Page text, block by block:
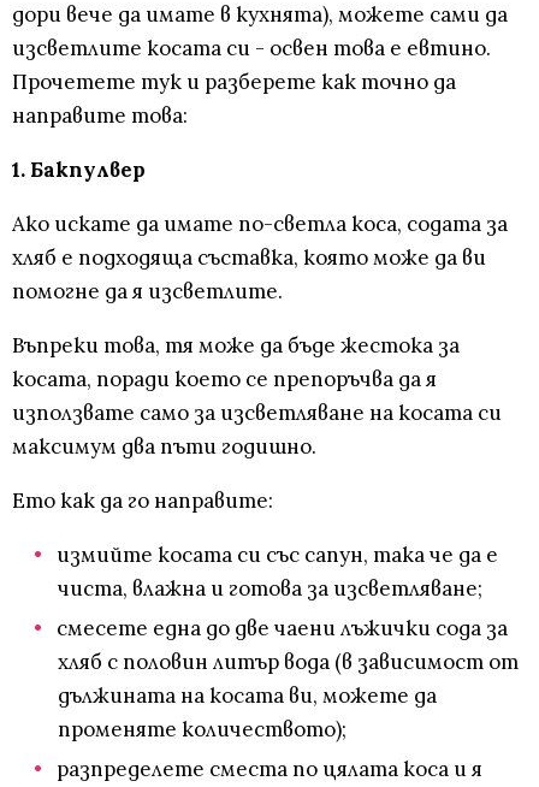
дори вече да имате в кухнята), можете сами да
изсветлите косата си - освен това е евтино.
Прочетете тук и разберете как точно да
направите това:
1. Бакпулвер
Ако искате да имате по-светла коса, содата за
хляб е подходяща съставка, която може да ви
помогне да я изсветлите.
Въпреки това, тя може да бъде жестока за
косата, поради което се препоръчва да я
използвате само за изсветляване на косата си
максимум два пъти годишно.
Ето как да го направите:
измийте косата си със сапун, така че да е
чиста, влажна и готова за изсветляване;
смесете една до две чаени лъжички сода за
хляб с половин литър вода (в зависимост от
дължината на косата ви, можете да
променяте количеството);
разпределете сместа по цялата коса и я